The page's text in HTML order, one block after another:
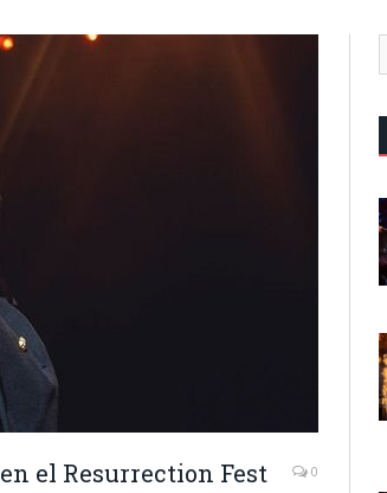
el Resurrection Fest 0